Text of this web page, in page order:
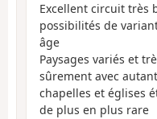
Excellent circuit très
possibilités de
âge
Paysages variés et
sûrement avec
chapelles et églises
de plus en plus rare